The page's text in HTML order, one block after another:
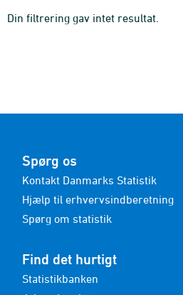
Din filtrering gav intet resultat.
Spørg os
Kontakt Danmarks Statistik
Hjælp til erhvervsindberetning
Spørg om statistik
Find det hurtigt
Statistikbanken